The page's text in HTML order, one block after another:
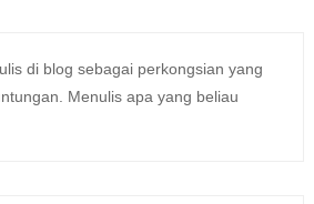
di blog sebagai perkongsian yang
Menulis apa yang beliau